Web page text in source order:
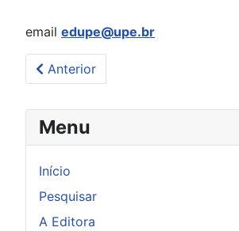
email edupe@upe.br
Artigo anterior: Conservação de
Anterior
Menu
Início
Pesquisar
A Editora